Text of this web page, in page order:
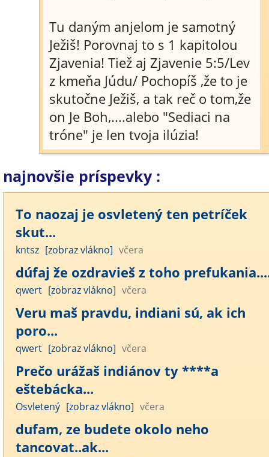
Tu daným anjelom je samotný
Ježiš! Porovnaj to s 1 kapitolou
Zjavenia! Tiež aj Zjavenie 5:5/Lev
z kmeňa Júdu/ Pochopíš ,že to je
skutočne Ježiš, a tak reč o tom,že
on Je Boh,....alebo "Sediaci na
tróne" je len tvoja ilúzia!
najnovšie príspevky :
To naozaj je osvletený ten petríček
skut...
kntsz [zobraz vlákno] včera
dúfaj že ozdravieš z toho
qwert [zobraz vlákno] včera
Veru maš pravdu, indiani sú, ak ich
poro...
qwert [zobraz vlákno] včera
Prečo urážaš indiánov ty ****a
eštebácka...
Osvletený [zobraz vlákno] včera
dufam, ze budete okolo neho
tancovat..ak...